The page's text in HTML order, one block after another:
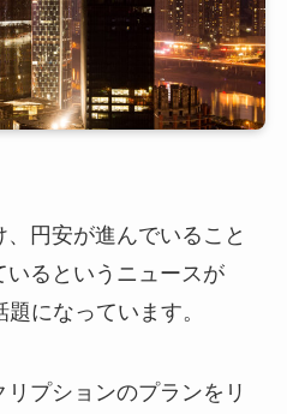
円安が進んでいること
るというニュースが
になっています。
プションのプランをリ